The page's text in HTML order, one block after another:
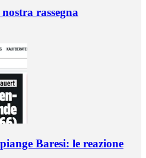
rassegna
Baresi: le reazione